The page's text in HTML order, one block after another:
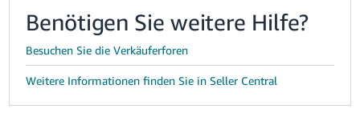
Benötigen Sie weitere Hilfe?
Besuchen Sie die Verkäuferforen
Weitere Informationen finden Sie in Seller Central